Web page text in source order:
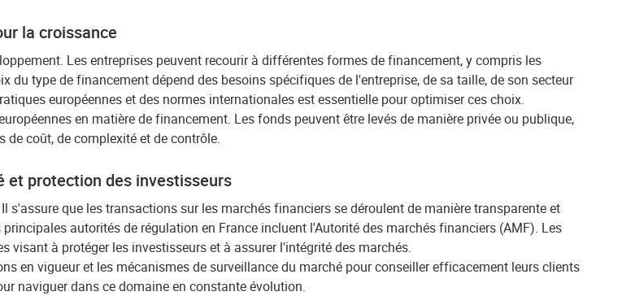
la croissance
Les entreprises peuvent recourir à différentes formes de financement, y compris les
type de financement dépend des besoins spécifiques de l'entreprise, de sa taille, de son secteur
européennes et des normes internationales est essentielle pour optimiser ces choix.
en matière de financement. Les fonds peuvent être levés de manière privée ou publique,
coût, de complexité et de contrôle.
et protection des investisseurs
s'assure que les transactions sur les marchés financiers se déroulent de manière transparente et
autorités de régulation en France incluent l'Autorité des marchés financiers (AMF). Les
visant à protéger les investisseurs et à assurer l'intégrité des marchés.
en vigueur et les mécanismes de surveillance du marché pour conseiller efficacement leurs clients
naviguer dans ce domaine en constante évolution.